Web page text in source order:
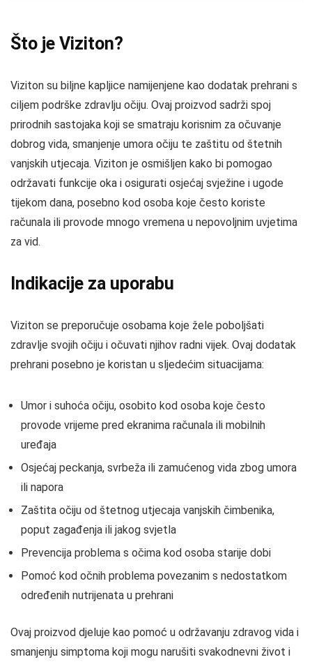
Što je Viziton?
Viziton su biljne kapljice namijenjene kao dodatak prehrani s
ciljem podrške zdravlju očiju. Ovaj proizvod sadrži spoj
prirodnih sastojaka koji se smatraju korisnim za očuvanje
dobrog vida, smanjenje umora očiju te zaštitu od štetnih
vanjskih utjecaja. Viziton je osmišljen kako bi pomogao
održavati funkcije oka i osigurati osjećaj svježine i ugode
tijekom dana, posebno kod osoba koje često koriste
računala ili provode mnogo vremena u nepovoljnim uvjetima
za vid.
Indikacije za uporabu
Viziton se preporučuje osobama koje žele poboljšati
zdravlje svojih očiju i očuvati njihov radni vijek. Ovaj dodatak
prehrani posebno je koristan u sljedećim situacijama:
Umor i suhoća očiju, osobito kod osoba koje često
provode vrijeme pred ekranima računala ili mobilnih
uređaja
Osjećaj peckanja, svrbeža ili zamućenog vida zbog umora
ili napora
Zaštita očiju od štetnog utjecaja vanjskih čimbenika,
poput zagađenja ili jakog svjetla
Prevencija problema s očima kod osoba starije dobi
Pomoć kod očnih problema povezanim s nedostatkom
određenih nutrijenata u prehrani
Ovaj proizvod djeluje kao pomoć u održavanju zdravog vida i
smanjenju simptoma koji mogu narušiti svakodnevni život i